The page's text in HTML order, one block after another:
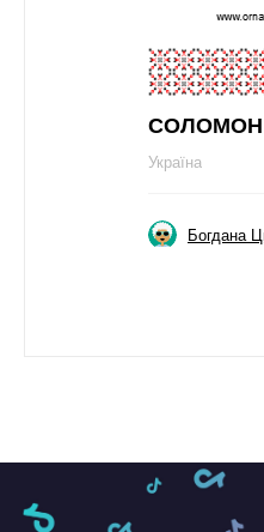
СОЛОМОН
Україна
Богдана